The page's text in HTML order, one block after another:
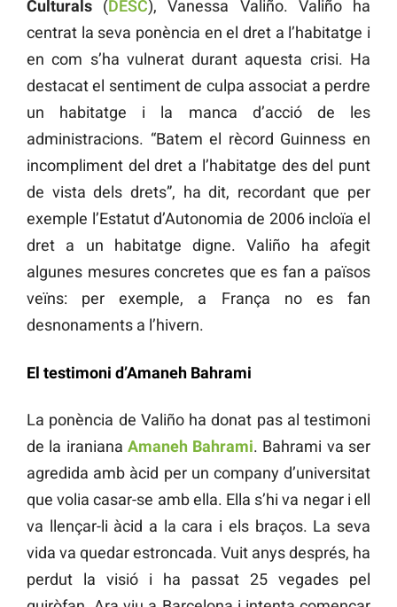
Culturals (DESC), Vanessa Valiño. Valiño ha
centrat la seva ponència en el dret a l’habitatge i
en com s’ha vulnerat durant aquesta crisi. Ha
destacat el sentiment de culpa associat a perdre
un habitatge i la manca d’acció de les
administracions. “Batem el rècord Guinness en
incompliment del dret a l’habitatge des del punt
de vista dels drets”, ha dit, recordant que per
exemple l’Estatut d’Autonomia de 2006 incloïa el
dret a un habitatge digne. Valiño ha afegit
algunes mesures concretes que es fan a països
veïns: per exemple, a França no es fan
desnonaments a l’hivern.
El testimoni d’Amaneh Bahrami
La ponència de Valiño ha donat pas al testimoni
de la iraniana Amaneh Bahrami. Bahrami va ser
agredida amb àcid per un company d’universitat
que volia casar-se amb ella. Ella s’hi va negar i ell
va llençar-li àcid a la cara i els braços. La seva
vida va quedar estroncada. Vuit anys després, ha
perdut la visió i ha passat 25 vegades pel